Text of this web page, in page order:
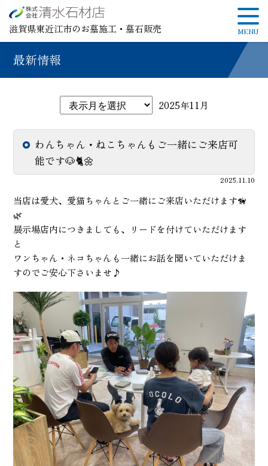
滋賀県東近江市のお墓施工・墓石販売
最新情報
2025年11月
わんちゃん・ねこちゃんもご一緒にご来店可
能です🐶🐈🌼
2025.11.10
当店は愛犬、愛猫ちゃんとご一緒にご来店いただけます🦮
🌿
展示場店内につきましても、リードを付けていただけます
と
ワンちゃん・ネコちゃんも一緒にお話を聞いていただけま
すのでご安心下さいませ♪